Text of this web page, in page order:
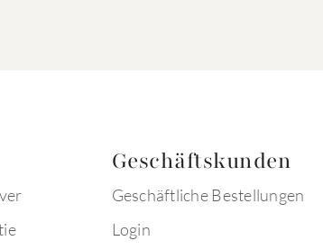
Geschäftskunden
Geschäftliche Bestellungen
Login